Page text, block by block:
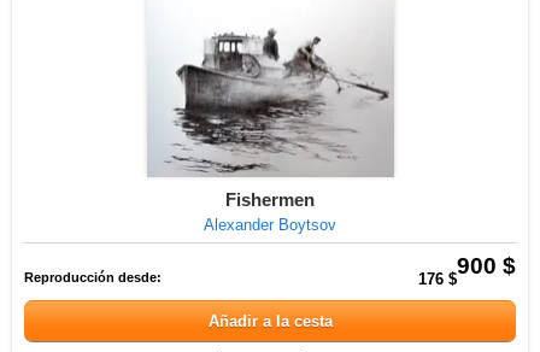
Fishermen
Alexander Boytsov
900 $
Reproducción desde: 176 $
Añadir a la cesta